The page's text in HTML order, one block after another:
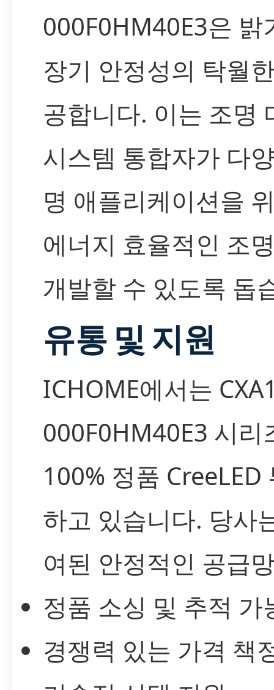
000F0HM40E3은 밝
장기 안정성의 탁월
공합니다. 이는 조명
시스템 통합자가 다
명 애플리케이션을
에너지 효율적인 조
개발할 수 있도록 돕
유통 및 지원
ICHOME에서는
000F0HM40E3 시리
100% 정품 CreeLED
하고 있습니다. 당사
여된 안정적인 공급
정품 소싱 및 추적 가
경쟁력 있는 가격 책